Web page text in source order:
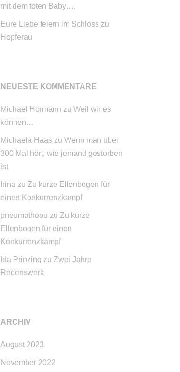
mit dem toten Baby….
Eure Liebe feiern im Schloss zu
Hopferau
NEUESTE KOMMENTARE
Michael Hörmann zu Weil wir es
können…
Michaela Haas zu Wenn man über
300 Mal hört, wie jemand gestorben
ist
Irina zu Zu kurze Ellenbogen für
einen Konkurrenzkampf
pneumatheou zu Zu kurze
Ellenbogen für einen
Konkurrenzkampf
Ida Prinzing zu Zwei Jahre
Redenswerk
ARCHIV
August 2023
November 2022